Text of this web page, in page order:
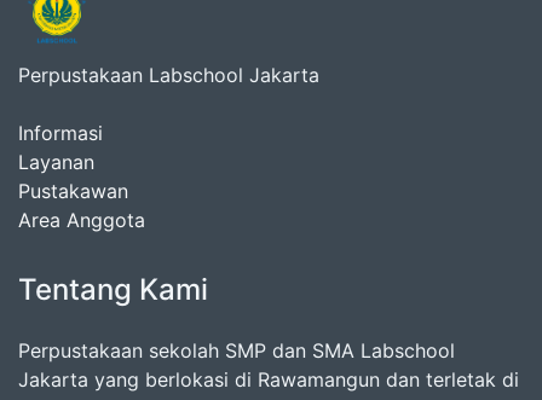
Perpustakaan Labschool Jakarta
Informasi
Layanan
Pustakawan
Area Anggota
Tentang Kami
Perpustakaan sekolah SMP dan SMA Labschool
Jakarta yang berlokasi di Rawamangun dan terletak di